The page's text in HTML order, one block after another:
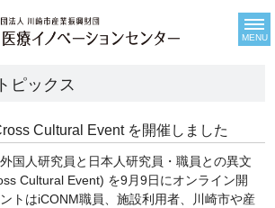
MENU
ピックス
Cultural Event を開催しました
国人研究員と日本人研究員・職員との異文
Cultural Event) を9月9日にオンライン開
トはiCONM職員、施設利用者、川崎市や産